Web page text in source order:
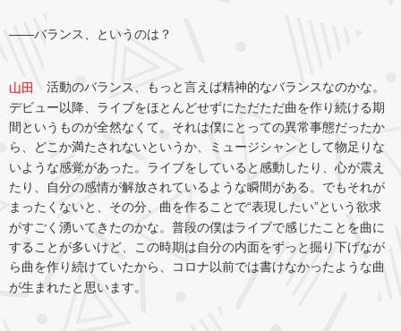
――バランス、というのは？
山田
活動のバランス、もっと言えば精神的なバランスなのかな。
デビュー以降、ライブをほとんどせずにただただ曲を作り続ける期
間というものが全然なくて。それは僕にとっての異常事態だったか
ら、どこか満たされないというか、ミュージシャンとして物足りな
いような感覚があった。ライブをしていると感動したり、心が震え
たり、自分の感情が解放されているような瞬間がある。でもそれが
まったくないと、その分、曲を作ることで“表現したい”という欲求
がすごく湧いてきたのかな。普段の僕はライブで感じたことを曲に
することが多いけど、この時期は自分の内面をずっと掘り下げなが
ら曲を作り続けていたから、コロナ以前では書けなかったような曲
が生まれたと思います。